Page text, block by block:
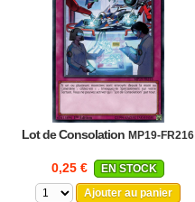
Lot de Consolation MP19-FR216
0,25 €
EN STOCK
Ajouter au panier